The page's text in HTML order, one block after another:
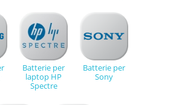
Batterie per
laptop HP
Spectre
Batterie per
Sony